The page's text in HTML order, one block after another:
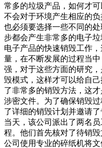
常多的垃圾产品，如何才
不会对于环境产生相应的
也必须要选择一些不同的
步都会产生非常多的电子
电子产品的快速销毁工作
量，在不断发展的过程当
强，对于这些方面的研究
毁模式，这样才可以给自
了非常多的销毁方法，这
涉密文件。为了确保销毁
了详细的销毁计划并邀请
当天，该公司派出了两名
程。他们首先核对了待销
公司使用专业的碎纸机将